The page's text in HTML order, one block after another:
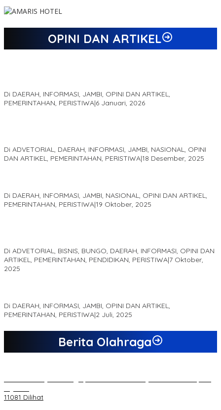
OPINI DAN ARTIKEL
Di DAERAH, INFORMASI, JAMBI, OPINI DAN ARTIKEL,
PEMERINTAHAN, PERISTIWA|6 Januari, 2026
Di ADVETORIAL, DAERAH, INFORMASI, JAMBI, NASIONAL, OPINI
DAN ARTIKEL, PEMERINTAHAN, PERISTIWA|18 Desember, 2025
Di DAERAH, INFORMASI, JAMBI, NASIONAL, OPINI DAN ARTIKEL,
PEMERINTAHAN, PERISTIWA|19 Oktober, 2025
Di ADVETORIAL, BISNIS, BUNGO, DAERAH, INFORMASI, OPINI DAN
ARTIKEL, PEMERINTAHAN, PENDIDIKAN, PERISTIWA|7 Oktober,
2025
Di DAERAH, INFORMASI, JAMBI, OPINI DAN ARTIKEL,
PEMERINTAHAN, PERISTIWA|2 Juli, 2025
Berita Olahraga
11081 Dilihat